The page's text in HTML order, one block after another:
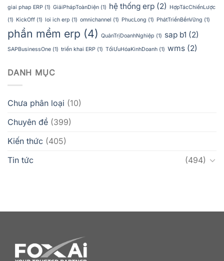
giai phap ERP (1) GiảiPhápToànDiện (1) hệ thống erp (2)
HợpTácChiếnLược
(1) KickOff (1) loi ich erp (1) omnichannel (1) PhucLong (1) PhátTriểnBềnVững (1)
phần mềm erp (4) QuảnTrịDoanhNghiệp (1) sap b1 (2)
SAPBusinessOne (1) triển khai ERP (1) TốiƯuHóaKinhDoanh (1) wms (2)
DANH MỤC
Chưa phân loại (10)
Chuyên đề (399)
Kiến thức (405)
Tin tức
(494)